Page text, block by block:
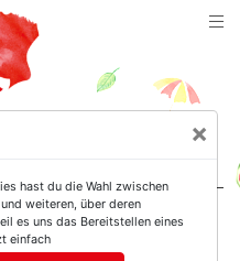
Not Girls.
×
hast du die Wahl zwischen
weiteren, über deren
es uns das Bereitstellen eines
einfach